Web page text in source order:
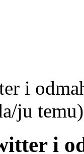
i
ju
i